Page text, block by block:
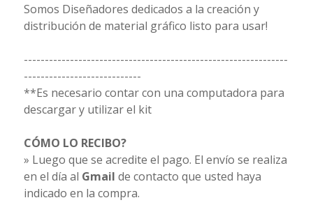
Somos Diseñadores dedicados a la creación y
distribución de material gráfico listo para usar!
---------------------------------------------------------------
----------------------------
**Es necesario contar con una computadora para
descargar y utilizar el kit
CÓMO LO RECIBO?
» Luego que se acredite el pago. El envío se realiza
en el día al Gmail de contacto que usted haya
indicado en la compra.